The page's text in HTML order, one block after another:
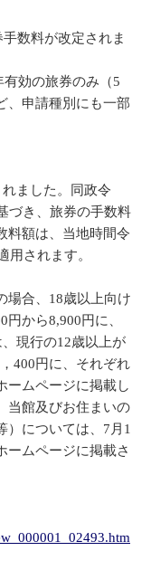
数料が改定されま
効の旅券のみ（5
、申請種別にも一部
ました。同政令
づき、旅券の手数料
料額は、当地時間令
用されます。
合、18歳以上向け
から8,900円に、
現行の12歳以上が
400円に、それぞれ
ームページに掲載し
当館及びお住まいの
）については、7月1
ームページに掲載さ